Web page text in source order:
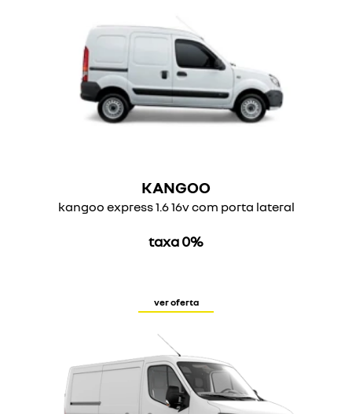
KANGOO
kangoo express 1.6 16v com porta lateral
taxa 0%
ver oferta